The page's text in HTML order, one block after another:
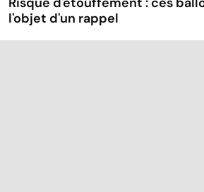
l'objet d'un rappel